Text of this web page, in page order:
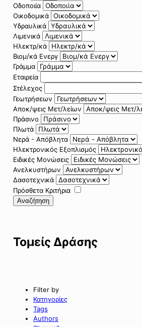
Οδοποιία
Οικοδομικά
Υδραυλικά
Λιμενικά
Ηλεκτρ/κά
Βιομ/κά Ενεργ
Γράμμα
Εταιρεία
Στέλεχος
Γεωτρήσεων
Αποκ/ψεις Μετ/λείων
Πράσινο
Πλωτά
Νερά - Απόβλητα
Ηλεκτρονικός Εξοπλισμός
Ειδικές Μονώσεις
Ανελκυστήρων
Δασοτεχνικά
Πρόσθετα Κριτήρια
Αναζήτηση
Τομείς Δράσης
Filter by
Κατηγορίες
Tags
Authors